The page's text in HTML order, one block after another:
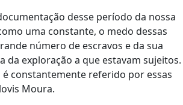
desse período da nossa
uma constante, o medo dessas
número de escravos e da sua
da exploração a que estavam sujeitos.
é constantemente referido por essas
Moura.